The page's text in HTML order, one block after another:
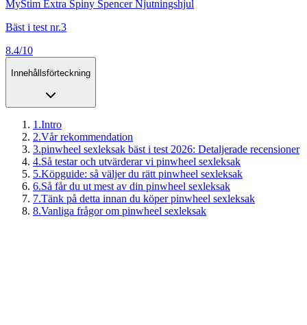
MyStim Extra Spiny Spencer Njutningshjul
Bäst i test nr.3
8.4/10
Innehållsförteckning
1 .Intro
2.Vår rekommendation
3.pinwheel sexleksak bäst i test 2026: Detaljerade recensioner
4.Så testar och utvärderar vi pinwheel sexleksak
5.Köpguide: så väljer du rätt pinwheel sexleksak
6.Så får du ut mest av din pinwheel sexleksak
7.Tänk på detta innan du köper pinwheel sexleksak
8.Vanliga frågor om pinwheel sexleksak